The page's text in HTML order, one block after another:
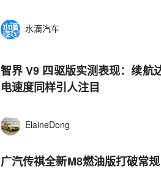
水滴汽车
智界 V9 四驱版实测表现：续航
电速度同样引人注目
ElaineDong
广汽传祺全新M8燃油版打破常